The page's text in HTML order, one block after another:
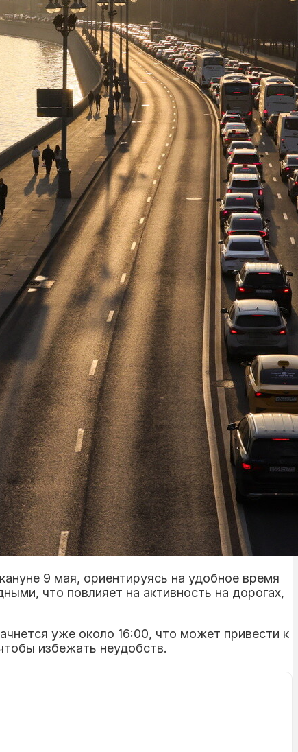
9 мая, ориентируясь на удобное время
что повлияет на активность на дорогах,
уже около 16:00, что может привести к
избежать неудобств.